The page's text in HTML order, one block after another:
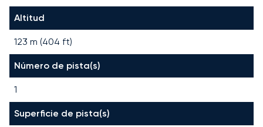
Altitud
123 m (404 ft)
Número de pista(s)
1
Superficie de pista(s)